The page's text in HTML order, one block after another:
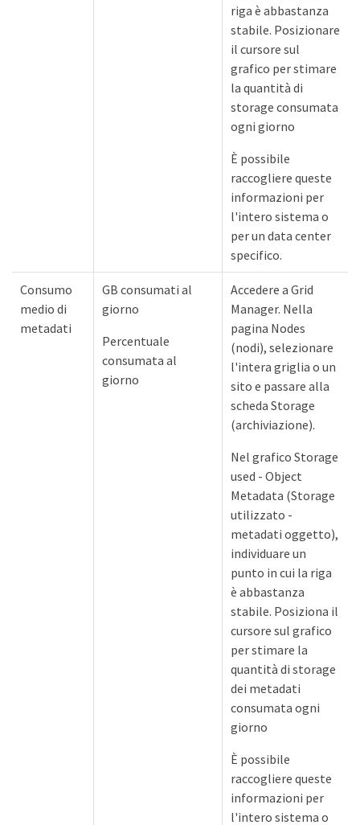
riga è abbastanza
stabile. Posizionare
il cursore sul
grafico per stimare
la quantità di
storage consumata
ogni giorno
È possibile
raccogliere queste
informazioni per
l'intero sistema o
per un data center
specifico.
Consumo
medio di
metadati
GB consumati al
giorno
Percentuale
consumata al
giorno
Accedere a Grid
Manager. Nella
pagina Nodes
(nodi), selezionare
l'intera griglia o un
sito e passare alla
scheda Storage
(archiviazione).
Nel grafico Storage
used - Object
Metadata (Storage
utilizzato -
metadati oggetto),
individuare un
punto in cui la riga
è abbastanza
stabile. Posiziona il
cursore sul grafico
per stimare la
quantità di storage
dei metadati
consumata ogni
giorno
È possibile
raccogliere queste
informazioni per
l'intero sistema o